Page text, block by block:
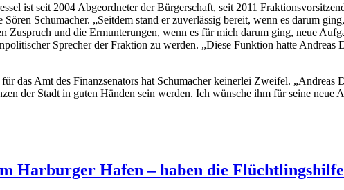
ist seit 2004 Abgeordneter der Bürgerschaft, seit 2011
Schumacher. „Seitdem stand er zuverlässig bereit, wenn es darum
Zuspruch und die Ermunterungen, wenn es für mich darum ging, neue
Sprecher der Fraktion zu werden. „Diese Funktion hatte
das Amt des Finanzsenators hat Schumacher keinerlei Zweifel.
der Stadt in guten Händen sein werden. Ich wünsche ihm für seine
Harburger Hafen – haben die